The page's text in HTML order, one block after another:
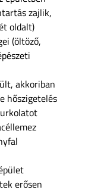
zajlik,
oldalt)
(öltöző,
akkoriban
hőszigetelés
erősen